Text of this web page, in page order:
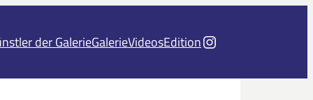
der GalerieGalerieVideosEditionInstagram